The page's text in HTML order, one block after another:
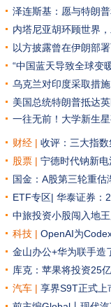
泽连斯基：愿与特朗
内塔尼亚胡环顾世界
以方披露曾在伊朗部
“中国蓝天导致全球变
乌克兰对印度采取措施
美国总统特朗普抵达
一往无前！大学新生
财经 | 收评：三大指
股票 | 宁德时代钠新
国金：A股第三轮重
ETF专区| 华泰证券：
中旅投资小股闯入地
科技 | OpenAI为
金山办公+华为联手造
库克：苹果将投资25
汽车 | 享界S9T正式